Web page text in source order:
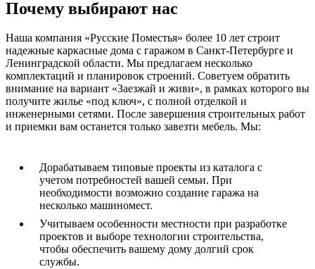
Почему выбирают нас
Наша компания «Русские Поместья» более 10 лет строит
надежные каркасные дома с гаражом в Санкт-Петербурге и
Ленинградской области. Мы предлагаем несколько
комплектаций и планировок строений. Советуем обратить
внимание на вариант «Заезжай и живи», в рамках которого вы
получите жилье «под ключ», с полной отделкой и
инженерными сетями. После завершения строительных работ
и приемки вам останется только завезти мебель. Мы:
Дорабатываем типовые проекты из каталога с
учетом потребностей вашей семьи. При
необходимости возможно создание гаража на
несколько машиномест.
Учитываем особенности местности при разработке
проектов и выборе технологии строительства,
чтобы обеспечить вашему дому долгий срок
службы.